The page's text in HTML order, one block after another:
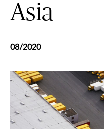
Asia
08/2020